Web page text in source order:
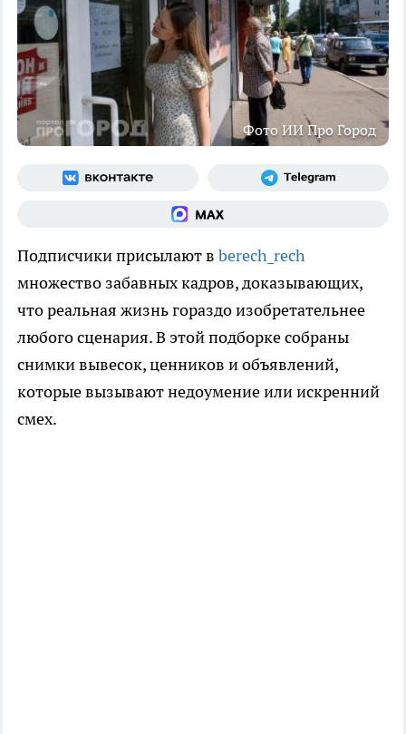
Фото ИИ Про Город
Подписчики присылают в berech_rech
множество забавных кадров, доказывающих,
что реальная жизнь гораздо изобретательнее
любого сценария. В этой подборке собраны
снимки вывесок, ценников и объявлений,
которые вызывают недоумение или искренний
смех.